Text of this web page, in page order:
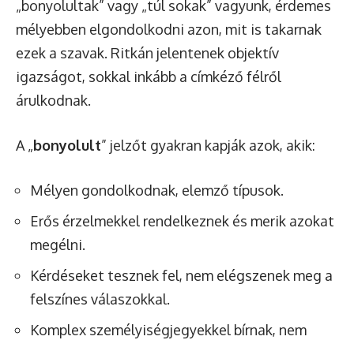
„bonyolultak” vagy „túl sokak” vagyunk, érdemes
mélyebben elgondolkodni azon, mit is takarnak
ezek a szavak. Ritkán jelentenek objektív
igazságot, sokkal inkább a címkéző félről
árulkodnak.
A „bonyolult” jelzőt gyakran kapják azok, akik:
Mélyen gondolkodnak, elemző típusok.
Erős érzelmekkel rendelkeznek és merik azokat
megélni.
Kérdéseket tesznek fel, nem elégszenek meg a
felszínes válaszokkal.
Komplex személyiségjegyekkel bírnak, nem